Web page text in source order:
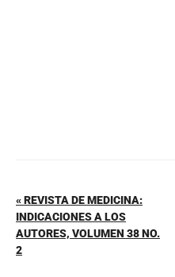
« REVISTA DE MEDICINA:
INDICACIONES A LOS
AUTORES, VOLUMEN 38 NO.
2